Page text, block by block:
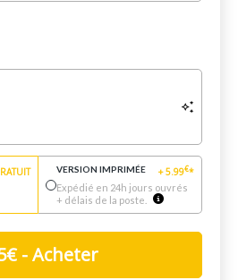
VERSION IMPRIMÉE +5.99€*
Expédié en 24h jours ouvrés
+ délais de la poste.
€- Acheter